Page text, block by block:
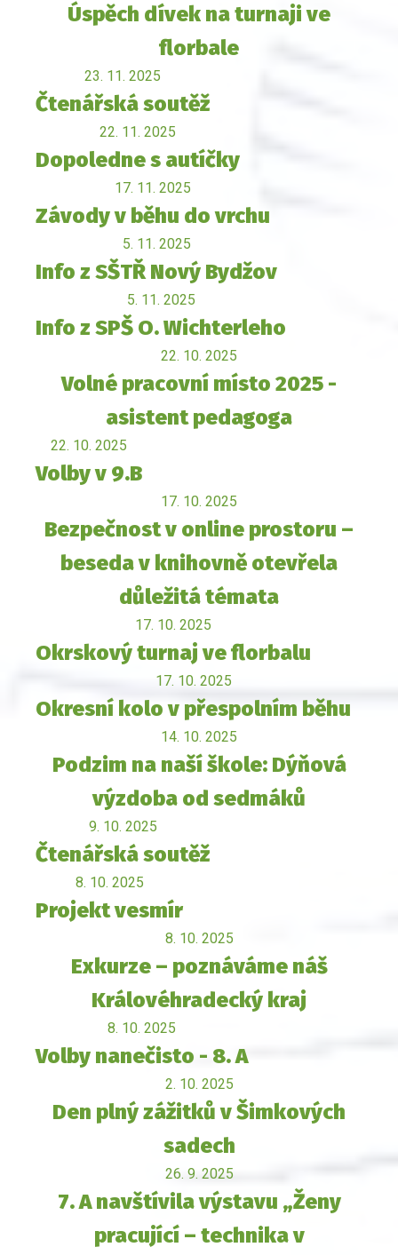
Úspěch dívek na turnaji ve
florbale
23. 11. 2025
Čtenářská soutěž
22. 11. 2025
Dopoledne s autíčky
17. 11. 2025
Závody v běhu do vrchu
5. 11. 2025
Info z SŠTŘ Nový Bydžov
5. 11. 2025
Info z SPŠ O. Wichterleho
22. 10. 2025
Volné pracovní místo 2025 -
asistent pedagoga
22. 10. 2025
Volby v 9.B
17. 10. 2025
Bezpečnost v online prostoru –
beseda v knihovně otevřela
důležitá témata
17. 10. 2025
Okrskový turnaj ve florbalu
17. 10. 2025
Okresní kolo v přespolním běhu
14. 10. 2025
Podzim na naší škole: Dýňová
výzdoba od sedmáků
9. 10. 2025
Čtenářská soutěž
8. 10. 2025
Projekt vesmír
8. 10. 2025
Exkurze – poznáváme náš
Královéhradecký kraj
8. 10. 2025
Volby nanečisto - 8. A
2. 10. 2025
Den plný zážitků v Šimkových
sadech
26. 9. 2025
7. A navštívila výstavu „Ženy
pracující – technika v